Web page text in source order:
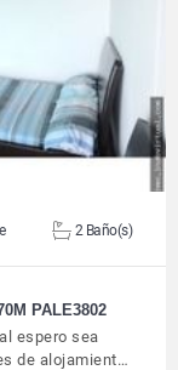
2 Baño(s)
PALE3802
espero sea
de alojamient…